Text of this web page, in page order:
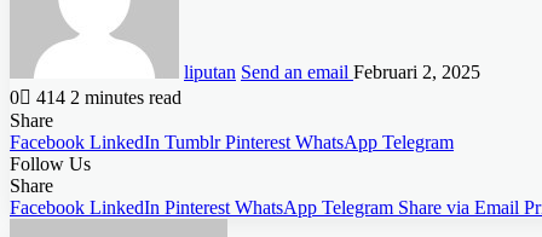
liputan Send an email Februari 2, 2025
0
414 2 minutes read
Share
Facebook LinkedIn Tumblr Pinterest WhatsApp Telegram
Follow Us
Share
Facebook LinkedIn Pinterest WhatsApp Telegram Share via Email